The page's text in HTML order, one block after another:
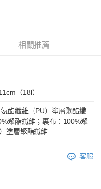
相關推薦
（18l）
酯纖維（PU）塗層聚酯纖
聚酯纖維；裏布：100%聚
塗層聚酯纖維
客服